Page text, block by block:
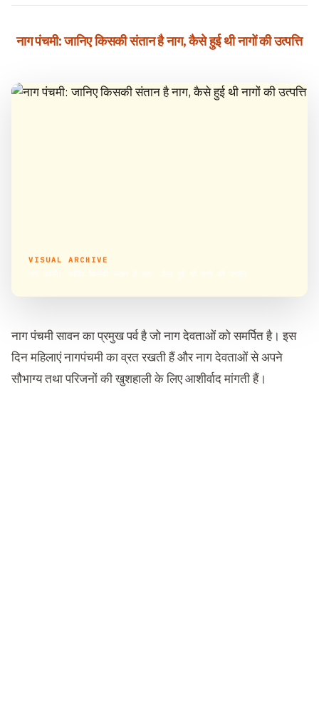
नाग पंचमी: जानिए किसकी संतान है नाग, कैसे हुई थी नागों की उत्पत्ति
VISUAL ARCHIVE
नाग पंचमी सावन का प्रमुख पर्व है जो नाग देवताओं को समर्पित है। इस
दिन महिलाएं नागपंचमी का व्रत रखती हैं और नाग देवताओं से अपने
सौभाग्य तथा परिजनों की खुशहाली के लिए आशीर्वाद मांगती हैं।